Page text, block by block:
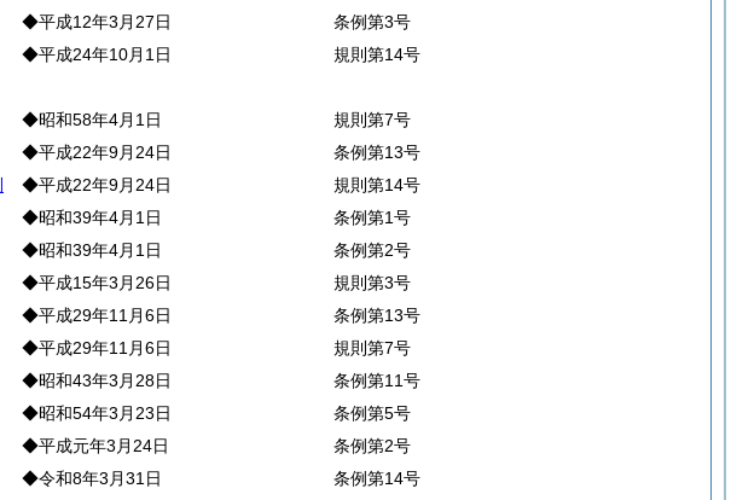
◆平成12年3月27日
条例第3号
◆平成24年10月1日
規則第14号
◆昭和58年4月1日
規則第7号
◆平成22年9月24日
条例第13号
◆平成22年9月24日
規則第14号
◆昭和39年4月1日
条例第1号
◆昭和39年4月1日
条例第2号
◆平成15年3月26日
規則第3号
◆平成29年11月6日
条例第13号
◆平成29年11月6日
規則第7号
◆昭和43年3月28日
条例第11号
◆昭和54年3月23日
条例第5号
◆平成元年3月24日
条例第2号
◆令和8年3月31日 条例第14号